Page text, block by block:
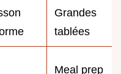
Grandes
tablées
Meal prep